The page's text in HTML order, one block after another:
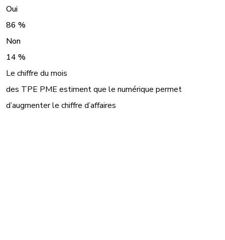
Oui
86 %
Non
14 %
Le chiffre du mois
des TPE PME estiment que le numérique permet
d’augmenter le chiffre d’affaires